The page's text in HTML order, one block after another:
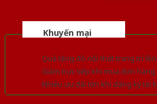
Khuyến mại
Quà tặng đồ nội thất trang trí
Giảm trực tiếp khi mua đơn
Nhiều ưu đãi lớn khi đăng ký tài